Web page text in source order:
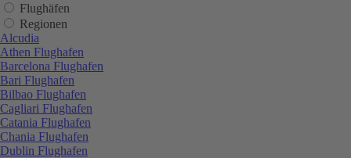
Flughäfen
Regionen
Alcudia
Athen Flughafen
Barcelona Flughafen
Bari Flughafen
Bilbao Flughafen
Cagliari Flughafen
Catania Flughafen
Chania Flughafen
Dublin Flughafen